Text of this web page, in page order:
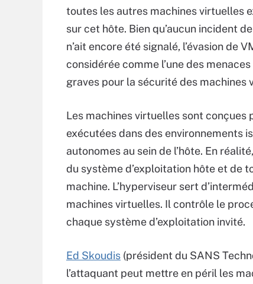
toutes les autres machines virtuelles
sur cet hôte. Bien qu’aucun incident
n’ait encore été signalé, l’évasion de
considérée comme l’une des
graves pour la sécurité des machines
Les machines virtuelles sont conçues
exécutées dans des environnements
autonomes au sein de l’hôte. En
du système d’exploitation hôte et de
machine. L’hyperviseur sert
machines virtuelles. Il contrôle le
chaque système d’exploitation invité.
Ed Skoudis (président du SANS
l’attaquant peut mettre en péril les